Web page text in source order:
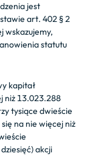
jest
art. 402 § 2
wskazujemy,
statutu
kapitał
niż 13.023.288
tysiące dwieście
na nie więcej niż
akcji